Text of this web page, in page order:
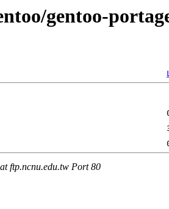
gentoo-
ftp.ncnu.edu.tw Port 80